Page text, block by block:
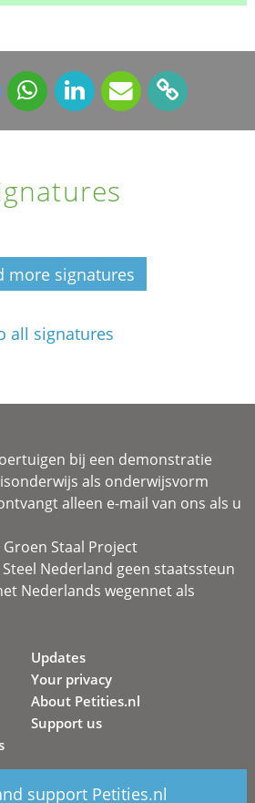
more signatures
all signatures
bij een demonstratie
als onderwijsvorm
alleen e-mail van ons als u
Staal Project
Steel Nederland geen staatssteun
Nederlands wegennet als
Updates
Your privacy
About Petities.nl
Support us
support Petities.nl